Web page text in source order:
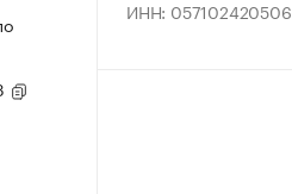
ИНН: 057102420506